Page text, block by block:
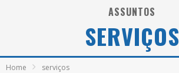
ASSUNTOS
SERVIÇOS
Home serviços